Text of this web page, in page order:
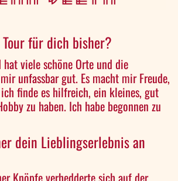
für dich bisher?
hat viele schöne Orte und die
unfassbar gut. Es macht mir Freude,
finde es hilfreich, ein kleines, gut
zu haben. Ich habe begonnen zu
dein Lieblingserlebnis an
Knöpfe verhedderte sich auf der